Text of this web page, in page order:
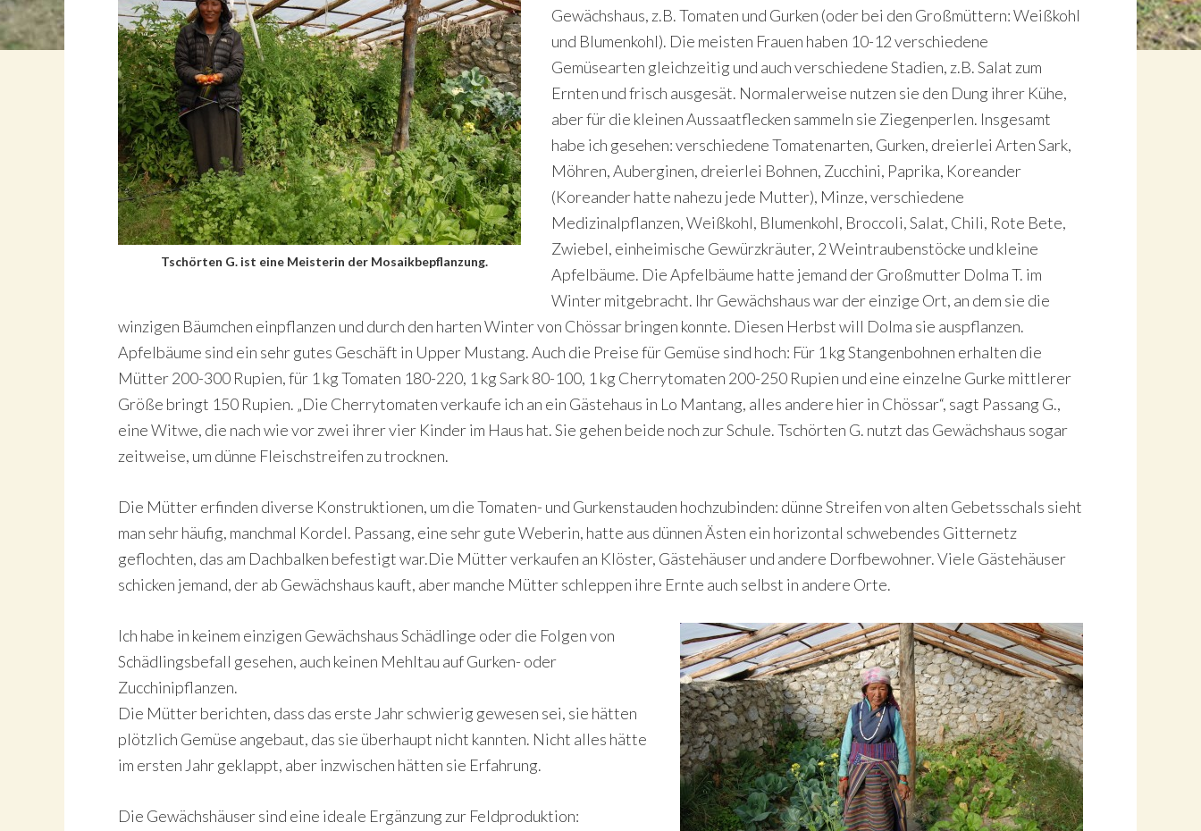
Tschörten G. ist eine Meisterin der Mosaikbepflanzung.
Gewächshaus, z.B. Tomaten und Gurken (oder bei den Großmüttern: Weißkohl
und Blumenkohl). Die meisten Frauen haben 10-12 verschiedene
Gemüsearten gleichzeitig und auch verschiedene Stadien, z.B. Salat zum
Ernten und frisch ausgesät. Normalerweise nutzen sie den Dung ihrer Kühe,
aber für die kleinen Aussaatflecken sammeln sie Ziegenperlen. Insgesamt
habe ich gesehen: verschiedene Tomatenarten, Gurken, dreierlei Arten Sark,
Möhren, Auberginen, dreierlei Bohnen, Zucchini, Paprika, Koreander
(Koreander hatte nahezu jede Mutter), Minze, verschiedene
Medizinalpflanzen, Weißkohl, Blumenkohl, Broccoli, Salat, Chili, Rote Bete,
Zwiebel, einheimische Gewürzkräuter, 2 Weintraubenstöcke und kleine
Apfelbäume. Die Apfelbäume hatte jemand der Großmutter Dolma T. im
Winter mitgebracht. Ihr Gewächshaus war der einzige Ort, an dem sie die
winzigen Bäumchen einpflanzen und durch den harten Winter von Chössar bringen konnte. Diesen Herbst will Dolma sie auspflanzen.
Apfelbäume sind ein sehr gutes Geschäft in Upper Mustang. Auch die Preise für Gemüse sind hoch: Für 1 kg Stangenbohnen erhalten die
Mütter 200-300 Rupien, für 1 kg Tomaten 180-220, 1 kg Sark 80-100, 1 kg Cherrytomaten 200-250 Rupien und eine einzelne Gurke mittlerer
Größe bringt 150 Rupien. „Die Cherrytomaten verkaufe ich an ein Gästehaus in Lo Mantang, alles andere hier in Chössar“, sagt Passang G.,
eine Witwe, die nach wie vor zwei ihrer vier Kinder im Haus hat. Sie gehen beide noch zur Schule. Tschörten G. nutzt das Gewächshaus sogar
zeitweise, um dünne Fleischstreifen zu trocknen.
Die Mütter erfinden diverse Konstruktionen, um die Tomaten- und Gurkenstauden hochzubinden: dünne Streifen von alten Gebetsschals sieht
man sehr häufig, manchmal Kordel. Passang, eine sehr gute Weberin, hatte aus dünnen Ästen ein horizontal schwebendes Gitternetz
geflochten, das am Dachbalken befestigt war.Die Mütter verkaufen an Klöster, Gästehäuser und andere Dorfbewohner. Viele Gästehäuser
schicken jemand, der ab Gewächshaus kauft, aber manche Mütter schleppen ihre Ernte auch selbst in andere Orte.
Ich habe in keinem einzigen Gewächshaus Schädlinge oder die Folgen von
Schädlingsbefall gesehen, auch keinen Mehltau auf Gurken- oder
Zucchinipflanzen.
Die Mütter berichten, dass das erste Jahr schwierig gewesen sei, sie hätten
plötzlich Gemüse angebaut, das sie überhaupt nicht kannten. Nicht alles hätte
im ersten Jahr geklappt, aber inzwischen hätten sie Erfahrung.
Die Gewächshäuser sind eine ideale Ergänzung zur Feldproduktion: